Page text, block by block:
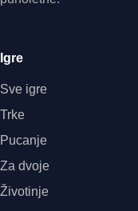
Igre
Sve igre
Trke
Pucanje
Za dvoje
Životinje